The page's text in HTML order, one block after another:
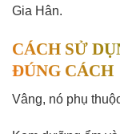
Gia Hân.
CÁCH SỬ
ĐÚNG CÁCH
Vâng, nó phụ